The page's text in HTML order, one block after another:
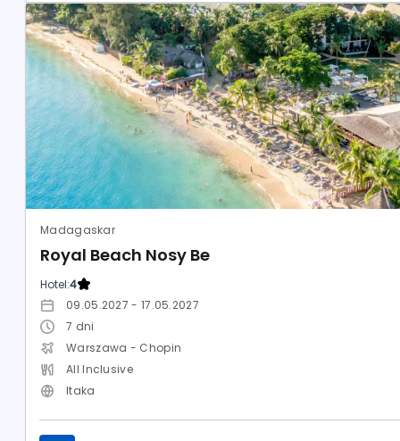
Madagaskar
Royal Beach Nosy Be
Hotel:4
09.05.2027 - 17.05.2027
7 dni
Warszawa - Chopin
All Inclusive
Itaka